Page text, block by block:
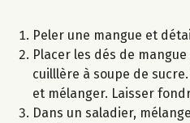
Peler une mangue et
Placer les dés de
cuilllère à soupe de
et mélanger. Laisser
Dans un saladier,